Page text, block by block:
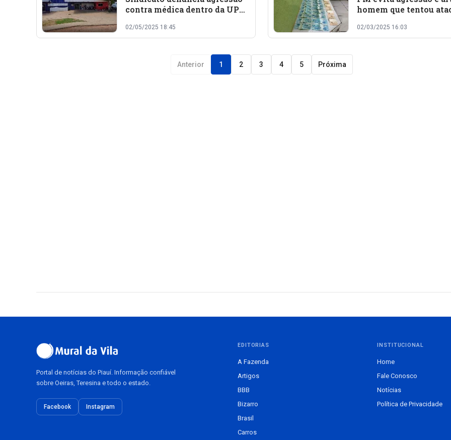
contra médica dentro da UPA
02/05/2025 18:45
homem que tentou
Piauí
02/03/2025 16:03
Anterior 1 2 3 4 5 Próxima
Portal de notícias do Piauí. Informação confiável
sobre Oeiras, Teresina e todo o estado.
Facebook Instagram
EDITORIAS
A Fazenda
Artigos
BBB
Bizarro
Brasil
Carros
INSTITUCIONAL
Home
Fale Conosco
Notícias
Política de Privacidade